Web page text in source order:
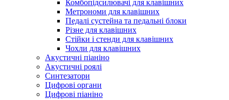
Комбопідсилювачі для клавішних
Метрономи для клавішних
Педалі сустейна та педальні блоки
Різне для клавішних
Стійки і стенди для клавішних
Чохли для клавішних
Акустичні піаніно
Акустичні роялі
Синтезатори
Цифрові органи
Цифрові піаніно